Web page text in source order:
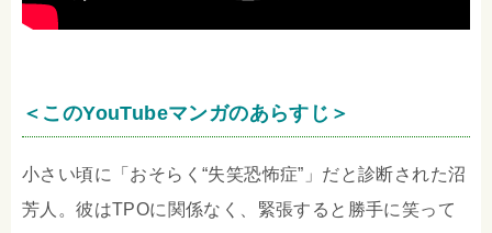
＜このYouTubeマンガのあらすじ＞
小さい頃に「おそらく“失笑恐怖症”」だと診断された沼
芳人。彼はTPOに関係なく、緊張すると勝手に笑って